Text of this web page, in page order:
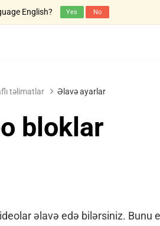
English? Yes No
təlimatlar Əlavə ayarlar
bloklar
əlavə edə bilərsiniz. Bunu